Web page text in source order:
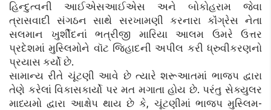
હિન્દુત્વની આઈએસઆઈએસ અને બોકોહરામ જેવા
ત્રાસવાદી સંગઠન સાથે સરખામણી કરનારા કૉંગ્રેસ નેતા
સલમાન ખુર્શીદનાં ભત્રીજી મારિયા આલમ ઉમરે ઉત્તર
પ્રદેશમાં મુસ્લિમોને વૉટ જિહાદની અપીલ કરી ધ્રુવીકરણનો
પ્રયાસ કર્યો છે.
સામાન્ય રીતે ચૂંટણી આવે છે ત્યારે શરૂઆતમાં ભાજપ દ્વારા
તેણે કરેલાં વિકાસકાર્યો પર મત મગાતા હોય છે. પરંતુ સેક્યુલર
માધ્યમો દ્વારા આક્ષેપ થાય છે કે, ચૂંટણીમાં ભાજપ મુસ્લિમ-